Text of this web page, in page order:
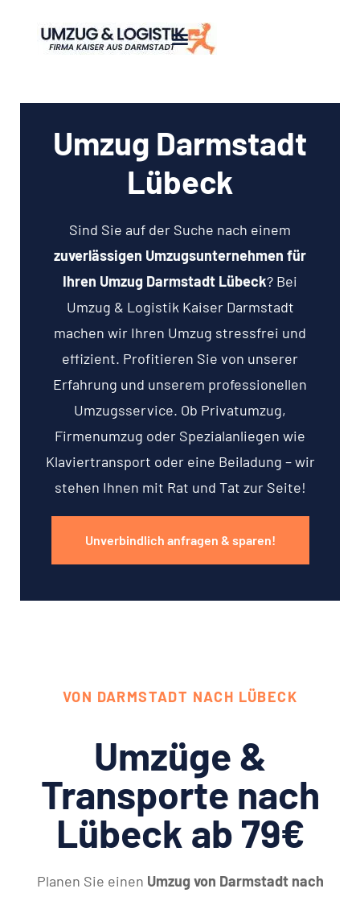
Umzug Darmstadt
Lübeck
Sind Sie auf der Suche nach einem
zuverlässigen Umzugsunternehmen für
Ihren Umzug Darmstadt Lübeck? Bei
Umzug & Logistik Kaiser Darmstadt
machen wir Ihren Umzug stressfrei und
effizient. Profitieren Sie von unserer
Erfahrung und unserem professionellen
Umzugsservice. Ob Privatumzug,
Firmenumzug oder Spezialanliegen wie
Klaviertransport oder eine Beiladung – wir
stehen Ihnen mit Rat und Tat zur Seite!
Unverbindlich anfragen & sparen!
VON DARMSTADT NACH LÜBECK
Umzüge &
Transporte nach
Lübeck ab 79€
Planen Sie einen Umzug von Darmstadt nach